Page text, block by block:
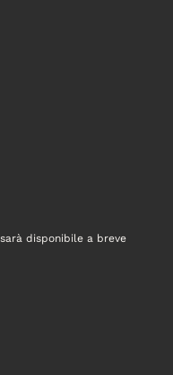
disponibile a breve